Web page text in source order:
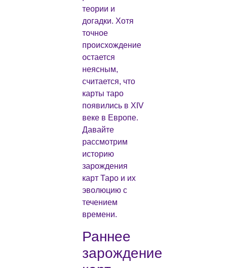
теории и
догадки. Хотя
точное
происхождение
остается
неясным,
считается, что
карты таро
появились в XIV
веке в Европе.
Давайте
рассмотрим
историю
зарождения
карт Таро и их
эволюцию с
течением
времени.
Раннее
зарождение